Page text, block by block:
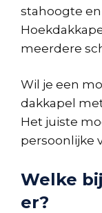
stahoogte
meerdere
Wil je een
dakkapel
Het juiste
persoonlijke
Welke
er?